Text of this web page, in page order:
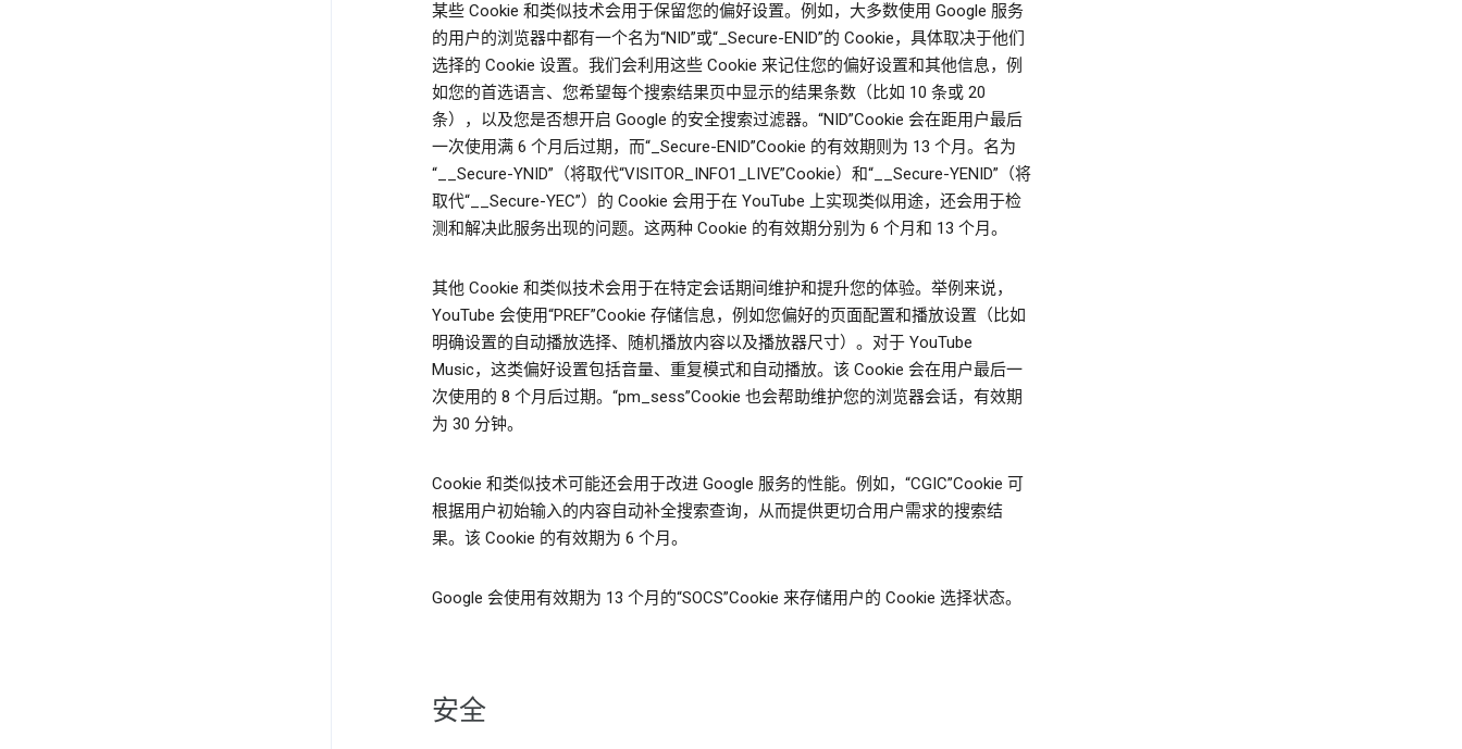
某些 Cookie 和类似技术会用于保留您的偏好设置。例如，大多数使用 Google 服务
的用户的浏览器中都有一个名为“NID”或“_Secure-ENID”的 Cookie，具体取决于他们
选择的 Cookie 设置。我们会利用这些 Cookie 来记住您的偏好设置和其他信息，例
如您的首选语言、您希望每个搜索结果页中显示的结果条数（比如 10 条或 20
条），以及您是否想开启 Google 的安全搜索过滤器。“NID”Cookie 会在距用户最后
一次使用满 6 个月后过期，而“_Secure-ENID”Cookie 的有效期则为 13 个月。名为
“__Secure-YNID”（将取代“VISITOR_INFO1_LIVE”Cookie）和“__Secure-YENID”（将
取代“__Secure-YEC”）的 Cookie 会用于在 YouTube 上实现类似用途，还会用于检
测和解决此服务出现的问题。这两种 Cookie 的有效期分别为 6 个月和 13 个月。
其他 Cookie 和类似技术会用于在特定会话期间维护和提升您的体验。举例来说，
YouTube 会使用“PREF”Cookie 存储信息，例如您偏好的页面配置和播放设置（比如
明确设置的自动播放选择、随机播放内容以及播放器尺寸）。对于 YouTube
Music，这类偏好设置包括音量、重复模式和自动播放。该 Cookie 会在用户最后一
次使用的 8 个月后过期。“pm_sess”Cookie 也会帮助维护您的浏览器会话，有效期
为 30 分钟。
Cookie 和类似技术可能还会用于改进 Google 服务的性能。例如，“CGIC”Cookie 可
根据用户初始输入的内容自动补全搜索查询，从而提供更切合用户需求的搜索结
果。该 Cookie 的有效期为 6 个月。
Google 会使用有效期为 13 个月的“SOCS”Cookie 来存储用户的 Cookie 选择状态。
安全